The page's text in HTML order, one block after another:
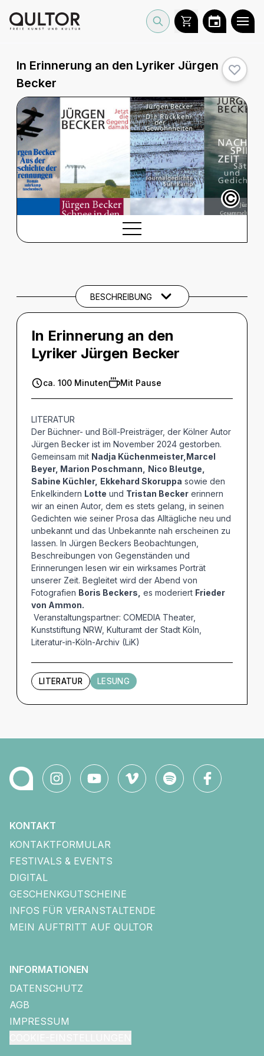
In Erinnerung an den Lyriker Jürgen
Becker
©
BESCHREIBUNG
In Erinnerung an den
Lyriker Jürgen Becker
ca. 100 Minuten Mit Pause
LITERATUR
Der Büchner- und Böll-Preisträger, der Kölner Autor
Jürgen Becker ist im November 2024 gestorben.
Gemeinsam mit Nadja Küchenmeister,Marcel
Beyer, Marion Poschmann,
Nico Bleutge,
Sabine Küchler, Ekkehard Skoruppa sowie den
Enkelkindern Lotte und Tristan Becker erinnern
wir an einen Autor, dem es stets gelang, in seinen
Gedichten wie seiner Prosa das Alltägliche neu und
unbekannt und das Unbekannte nah erscheinen zu
lassen. In Jürgen Beckers Beobachtungen,
Beschreibungen von Gegenständen und
Erinnerungen lesen wir ein wirksames Porträt
unserer Zeit. Begleitet wird der Abend von
Fotografien Boris Beckers, es moderiert Frieder
von Ammon.
Veranstaltungspartner: COMEDIA Theater,
Kunststiftung NRW, Kulturamt der Stadt Köln,
Literatur-in-Köln-Archiv (LiK)
LITERATUR LESUNG
KONTAKT
KONTAKTFORMULAR
FESTIVALS & EVENTS
DIGITAL
GESCHENKGUTSCHEINE
INFOS FÜR VERANSTALTENDE
MEIN AUFTRITT AUF QULTOR
INFORMATIONEN
DATENSCHUTZ
AGB
IMPRESSUM